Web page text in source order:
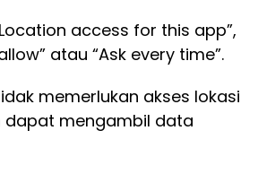
access for this app”,
atau “Ask every time”.
memerlukan akses lokasi
dapat mengambil data